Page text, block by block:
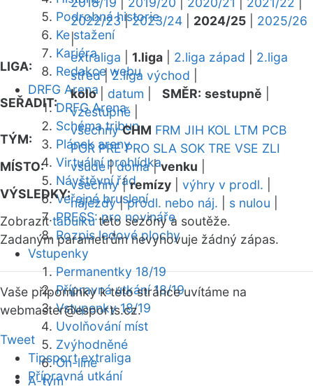
Podrobná historie
Ke stažení
Kariéra
Redakce webu
DRFG Arena
DRFG Arena
Schéma tribun
Plánek areny
Virtuální prohlídka
Návštěvní řád
Veřejné bruslení
PRESS: pro novináře
Rozpis ledové plochy
Vstupenky
Permanentky 18/19
Přípravná utkání 18/19
Vstupenky 18/19
Uvolňování míst
Zvýhodněné
On-line
A-tým
2022/23|2023/24 2024/25
2025/26
|
LIGA:
extraliga 1.liga 2.liga západ
2.liga
střed|2.liga východ
SEŘADIT:
kolo| datum SMĚR: sestupně
vzestupně
TÝM:
všechny CHM FRM JIH KOL LTM PCB
POR PRE PRO SLA SOK TRE VSE ZLI
MÍSTO:
všude|doma|venku
VÝSLEDKY:
všechny|remízy výhry v prodl.
nájezdy|prodl. nebo náj. s nulou
Zobrazittabulkutéto sezóny a soutěže.
Zadaným parametrům nevyhovuje žádný zápas.
Vaše připomínky k této stránce uvítáme na
webmaster@esports.cz.
Tweet
Tipsport extraliga
Přípravná utkání